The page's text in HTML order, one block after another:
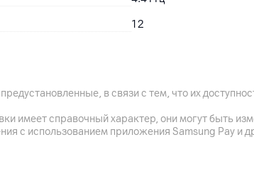
12
в связи с тем, что их
имеет справочный характер, они могут быть
с использованием приложения Samsung Pay и